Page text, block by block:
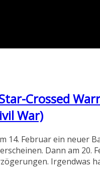
Crossed
War)
14. Februar ein neuer
Dann am 20.
Irgendwas